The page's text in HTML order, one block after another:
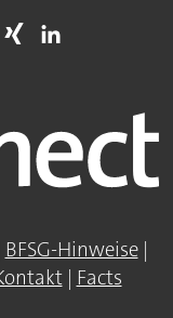
BFSG-Hinweise|
| Facts